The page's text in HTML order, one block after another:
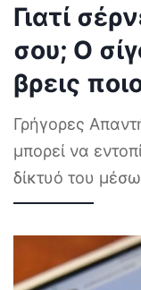
Γιατί
σου; Ο
βρεις
Γρήγορες
μπορεί να
δίκτυό του